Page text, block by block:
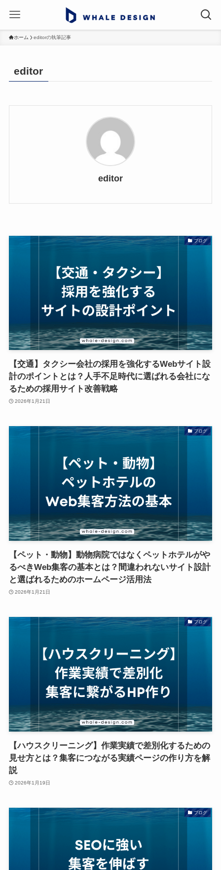
ホーム editorの執筆記事
editor
editor
ブログ
【交通】タクシー会社の採用を強化するWebサイト設
計のポイントとは？人手不足時代に選ばれる会社にな
るための採用サイト改善戦略
2026年1月21日
ブログ
【ペット・動物】動物病院ではなくペットホテルがや
るべきWeb集客の基本とは？間違われないサイト設計
と選ばれるためのホームページ活用法
2026年1月21日
ブログ
【ハウスクリーニング】作業実績で差別化するための
見せ方とは？集客につながる実績ページの作り方を解
説
2026年1月19日
ブログ